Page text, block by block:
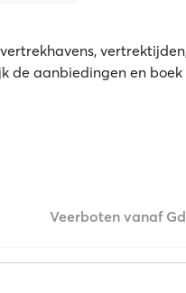
de aanbiedingen en boek
Veerboten vanaf